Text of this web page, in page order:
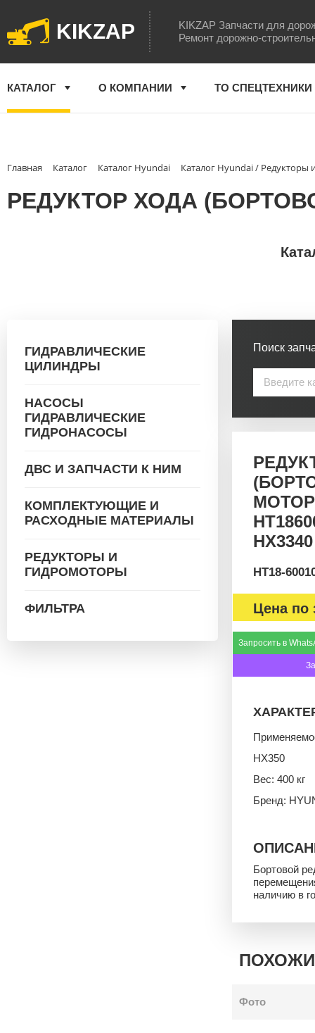
KIKZAP
KIKZAP Запчасти для
Ремонт дорожно-
КАТАЛОГ О КОМПАНИИ ТО СПЕЦТЕХНИКИ
Главная Каталог Каталог Hyundai Каталог Hyundai / Редукторы
РЕДУКТОР ХОДА
ГИДРАВЛИЧЕСКИЕ
ЦИЛИНДРЫ
НАСОСЫ
ГИДРАВЛИЧЕСКИЕ
ГИДРОНАСОСЫ
ДВС И ЗАПЧАСТИ К НИМ
КОМПЛЕКТУЮЩИЕ И
РАСХОДНЫЕ МАТЕРИАЛЫ
РЕДУКТОРЫ И
ГИДРОМОТОРЫ
ФИЛЬТРА
Поиск
HT18-
Цена по
Запросить в
HX350
Вес: 400 кг
Бренд:
Бортовой
наличию в
Фото